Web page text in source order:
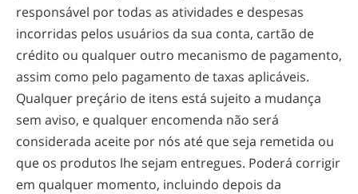
responsável por todas as atividades e despesas
incorridas pelos usuários da sua conta, cartão de
crédito ou qualquer outro mecanismo de pagamento,
assim como pelo pagamento de taxas aplicáveis.
Qualquer preçário de itens está sujeito a mudança
sem aviso, e qualquer encomenda não será
considerada aceite por nós até que seja remetida ou
que os produtos lhe sejam entregues. Poderá corrigir
em qualquer momento, incluindo depois da